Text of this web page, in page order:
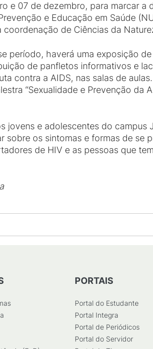
e 07 de dezembro, para marcar a
e Educação em Saúde
coordenação de Ciências da
período, haverá uma exposição
de panfletos informativos e
contra a AIDS, nas salas de
“Sexualidade e Prevenção da
jovens e adolescentes do campus
sobre os sintomas e formas de se
de HIV e as pessoas que
PORTAIS
Portal do Estudante
Portal Integra
Portal de Periódicos
Portal do Servidor